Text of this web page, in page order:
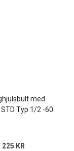
med
Typ 1/2 -60
225 KR